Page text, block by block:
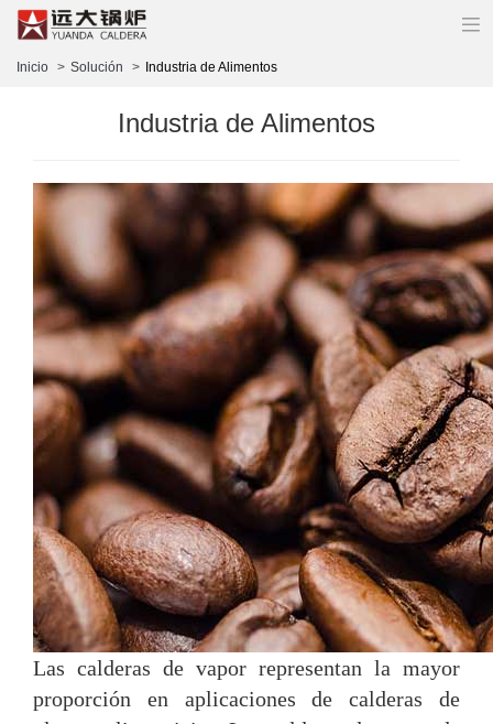
Inicio Solución Industria de Alimentos
Industria de Alimentos
Las calderas de vapor representan la mayor
proporción en aplicaciones de calderas de